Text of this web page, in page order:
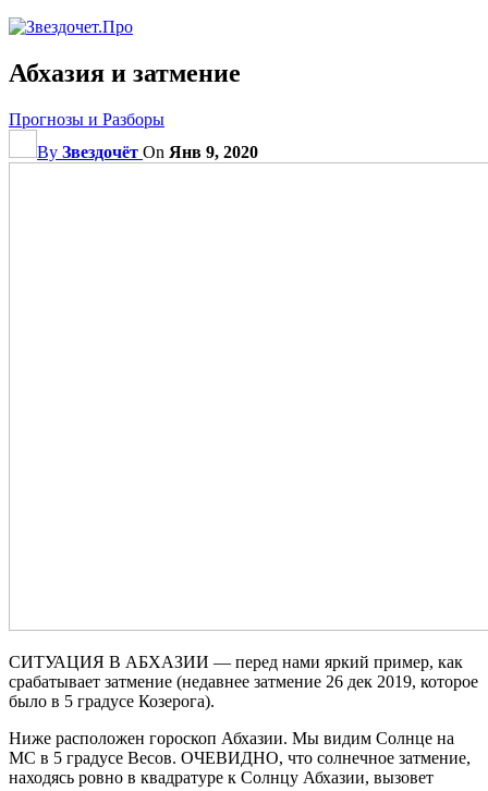
Абхазия и затмение
Прогнозы и Разборы
By Звездочёт On Янв 9, 2020
СИТУАЦИЯ В АБХАЗИИ — перед нами яркий пример, как
срабатывает затмение (недавнее затмение 26 дек 2019, которое
было в 5 градусе Козерога).
Ниже расположен гороскоп Абхазии. Мы видим Солнце на
МС в 5 градусе Весов. ОЧЕВИДНО, что солнечное затмение,
находясь ровно в квадратуре к Солнцу Абхазии, вызовет